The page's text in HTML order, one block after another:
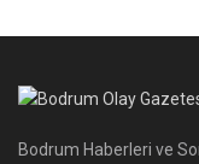
Bodrum Haberleri ve